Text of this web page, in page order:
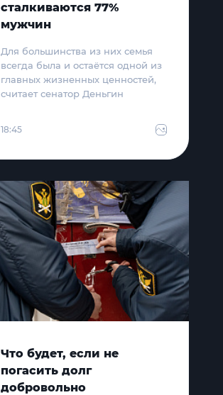
сталкиваются 77%
мужчин
Для большинства из них семья
всегда была и остаётся одной из
главных жизненных ценностей,
считает сенатор Деньгин
18:45
Что будет, если не
погасить долг
добровольно